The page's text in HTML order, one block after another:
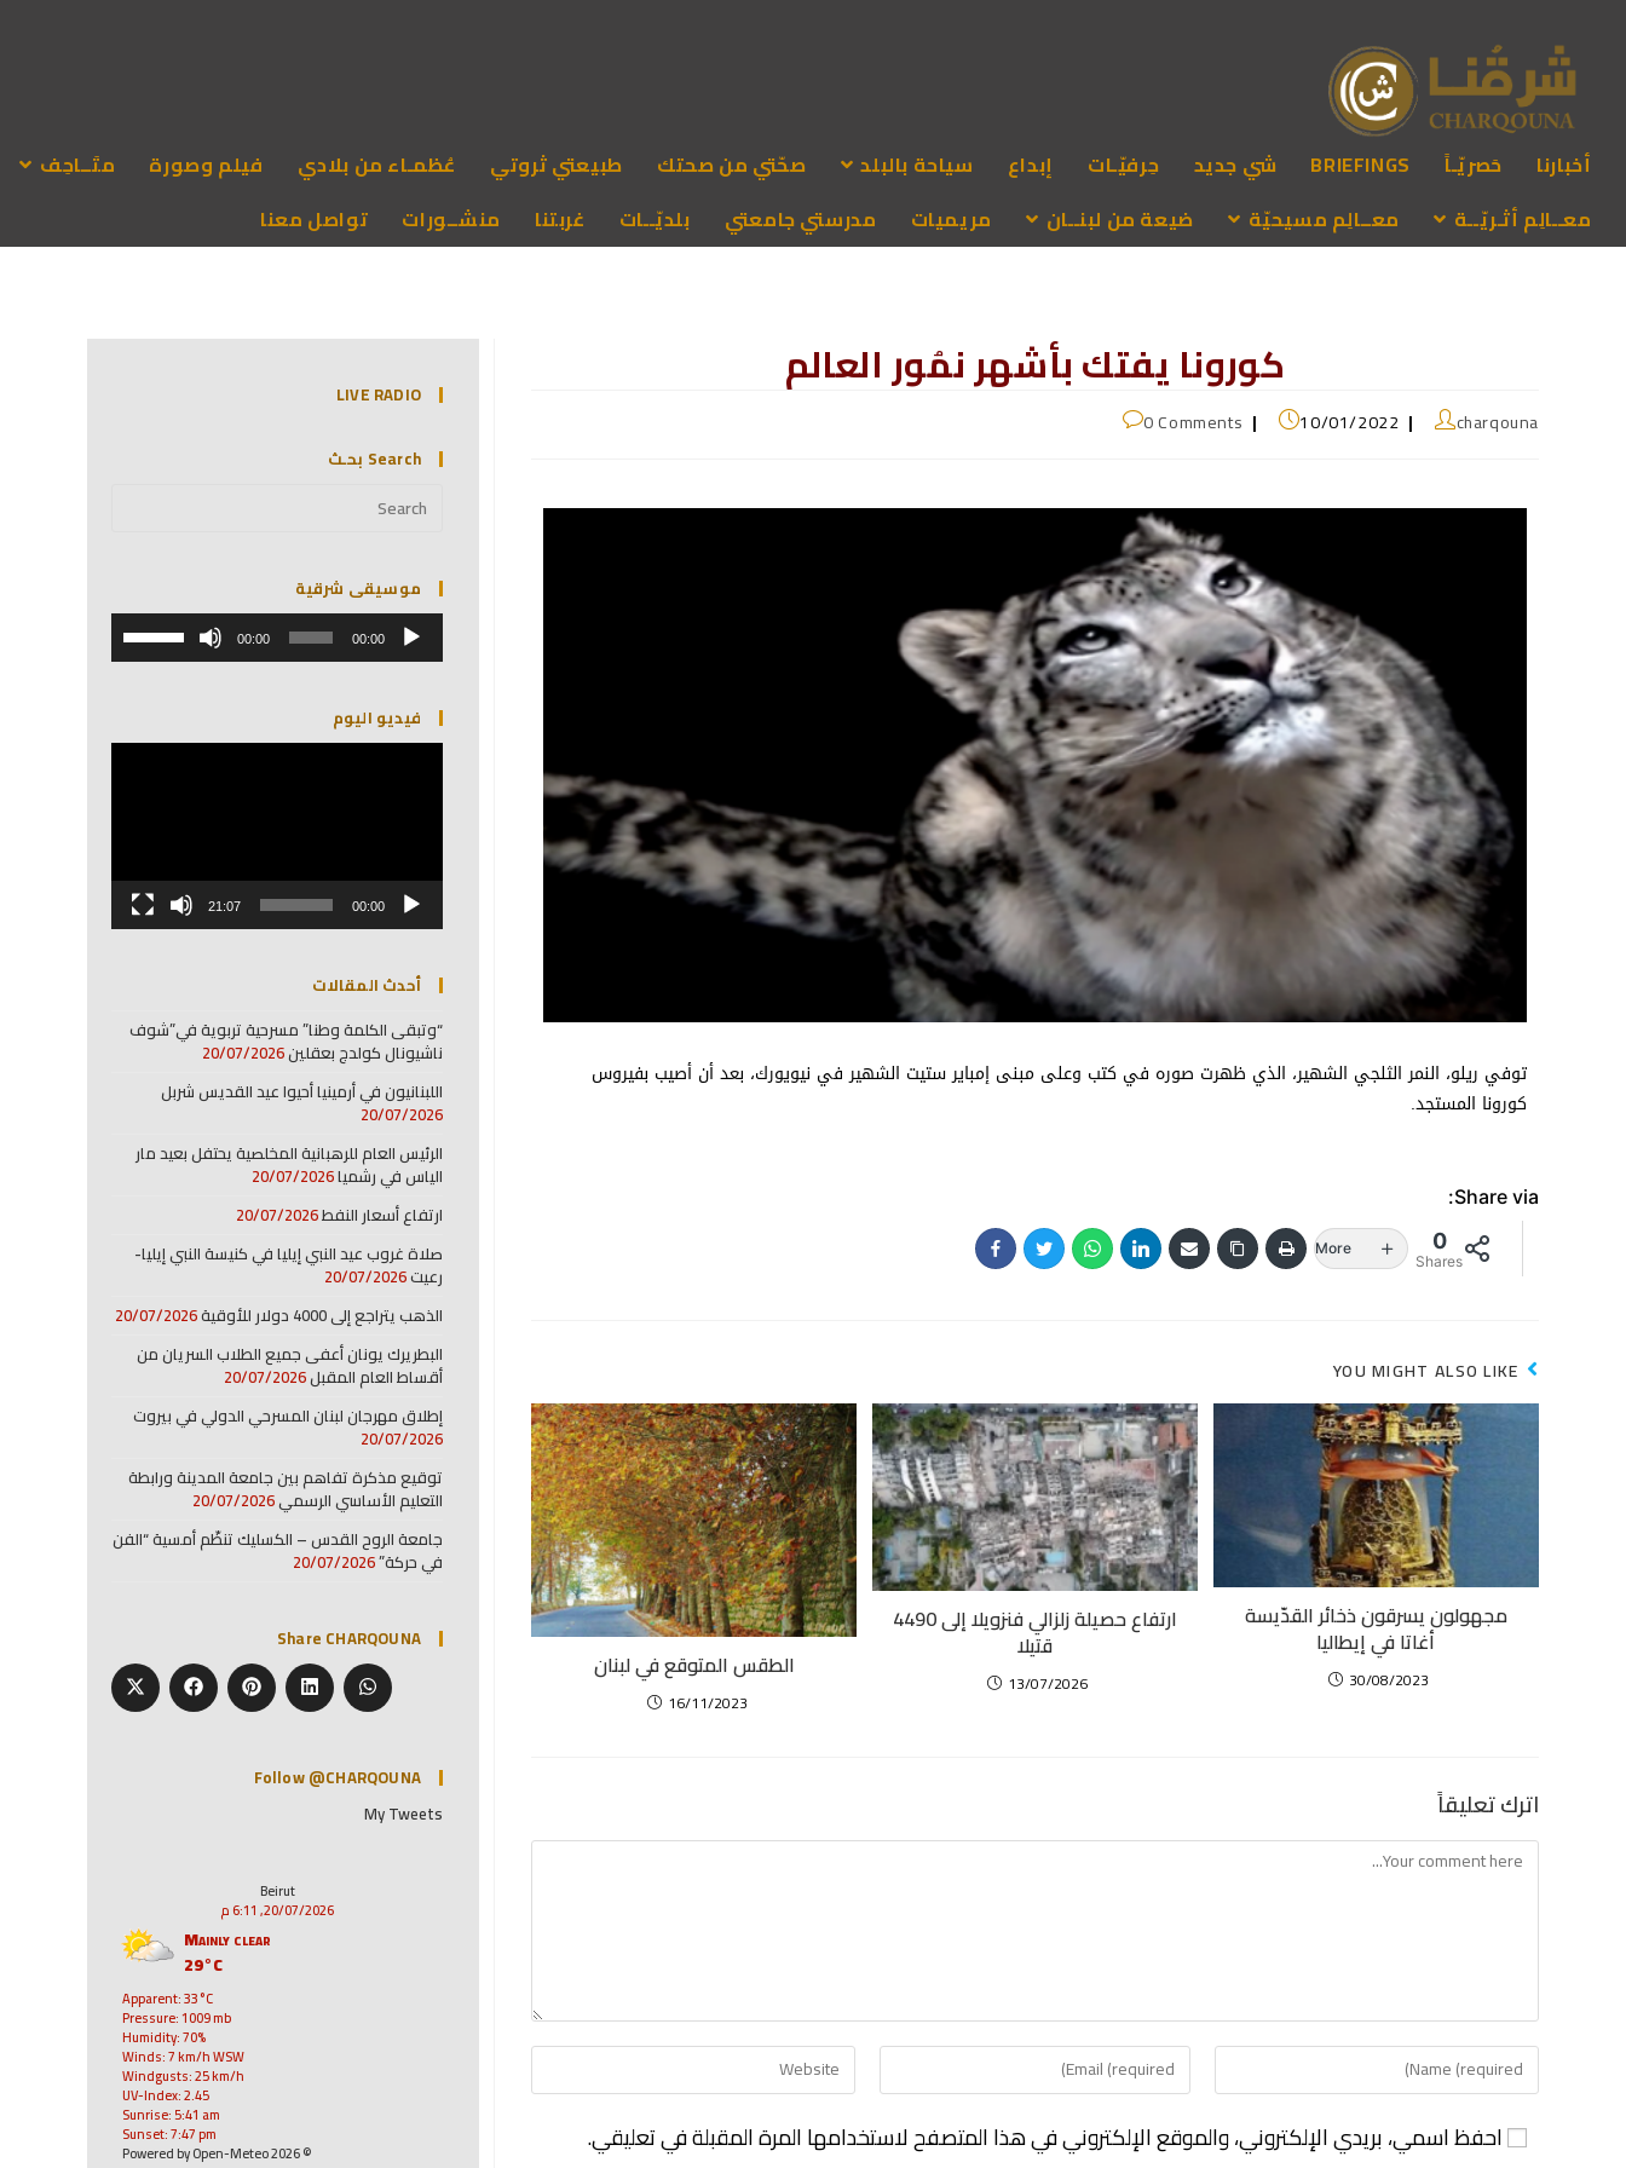
أخبارنا حَصريّـاً BRIEFINGS شي جديد حِرفيّـات إبداع سياحة بالبلد صحّتي من صحتك طبيعتي ثروتي عُظمـاء من بلادي فيلم وصورة
متَــاحِف
معــالِم أثـريّــة
معــالِم مسيحيّة ضيعة من لبنــان مريميات مدرستي جامعتي بلديّــات غربتنا منشــورات تواصل معنا
كورونا يفتك بأشهر نمُور العالم
charqouna
10/01/2022
0 Comments
توفي ريلو، النمر الثلجي الشهير، الذي ظهرت صوره في كتب وعلى مبنى إمباير ستيت الشهير في نيويورك، بعد أن أصيب بفيروس
كورونا المستجد.
Share via:
0
Shares
More
YOU MIGHT ALSO LIKE
الطقس المتوقع في لبنان
16/11/2023
ارتفاع حصيلة زلزالي فنزويلا إلى 4490
قتيلا
13/07/2026
مجهولون يسرقون ذخائر القدّيسة
أغاتا في إيطاليا
30/08/2023
اترك تعليقاً
احفظ اسمي، بريدي الإلكتروني، والموقع الإلكتروني في هذا المتصفح لاستخدامها المرة المقبلة في تعليقي.
LIVE RADIO
Search بحـث
موسيقى شرقية
مشغل
الصوت 00:00
00:00
مفاتيح
لزيادة
فيديو اليوم
مشغل
00:00
21:07
أحدث المقالات
“وتبقى الكلمة وطنا” مسرحية تربوية في”شوف
ناشيونال كولدج بعقلين20/07/2026
اللبنانيون في أرمينيا أحيوا عيد القديس شربل
20/07/2026
الرئيس العام للرهبانية المخلصية يحتفل بعيد مار
الياس في رشميا20/07/2026
ارتفاع أسعار النفط20/07/2026
صلاة غروب عيد النبي إيليا في كنيسة النبي إيليا-
رعيت20/07/2026
الذهب يتراجع إلى 4000 دولار للأوقية
20/07/2026
البطريرك يونان أعفى جميع الطلاب السريان من
أقساط العام المقبل20/07/2026
إطلاق مهرجان لبنان المسرحي الدولي في بيروت
20/07/2026
توقيع مذكرة تفاهم بين جامعة المدينة ورابطة
التعليم الأساسي الرسمي20/07/2026
جامعة الروح القدس – الكسليك تنظّم أمسية “الفن
في حركة”20/07/2026
Share CHARQOUNA
Follow @CHARQOUNA
My Tweets
Beirut
20/07/2026, 6:11 م
Mainly clear
29°C
Apparent: 33°C
Pressure: 1009 mb
Humidity: 70%
Winds: 7 km/h WSW
Windgusts: 25 km/h
UV-Index: 2.45
Sunrise: 5:41 am
Sunset: 7:47 pm
© 2026 Powered by Open-Meteo